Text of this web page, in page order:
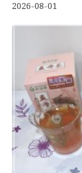
2026-08-01